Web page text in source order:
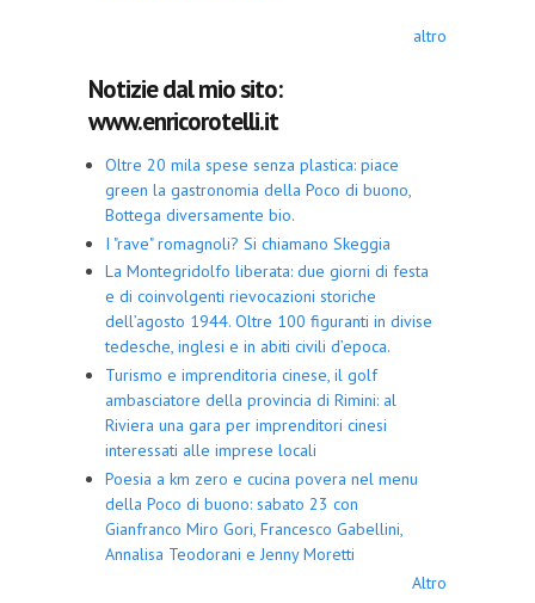
altro
Notizie dal mio sito:
www.enricorotelli.it
Oltre 20 mila spese senza plastica: piace
green la gastronomia della Poco di buono,
Bottega diversamente bio.
I "rave" romagnoli? Si chiamano Skeggia
La Montegridolfo liberata: due giorni di festa
e di coinvolgenti rievocazioni storiche
dell’agosto 1944. Oltre 100 figuranti in divise
tedesche, inglesi e in abiti civili d’epoca.
Turismo e imprenditoria cinese, il golf
ambasciatore della provincia di Rimini: al
Riviera una gara per imprenditori cinesi
interessati alle imprese locali
Poesia a km zero e cucina povera nel menu
della Poco di buono: sabato 23 con
Gianfranco Miro Gori, Francesco Gabellini,
Annalisa Teodorani e Jenny Moretti
Altro